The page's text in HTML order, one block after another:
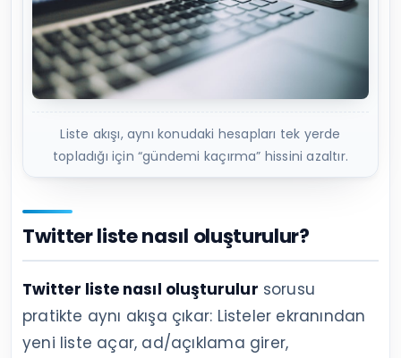
Liste akışı, aynı konudaki hesapları tek yerde
topladığı için “gündemi kaçırma” hissini azaltır.
Twitter liste nasıl oluşturulur?
Twitter liste nasıl oluşturulur sorusu
pratikte aynı akışa çıkar: Listeler ekranından
yeni liste açar, ad/açıklama girer,